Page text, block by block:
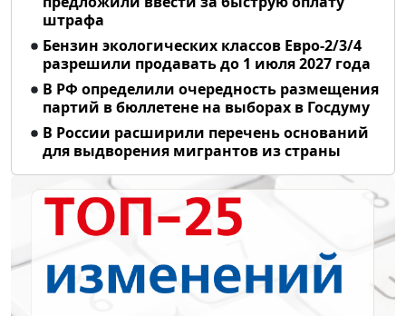
штрафа
Бензин экологических классов Евро-2/3/4
разрешили продавать до 1 июля 2027 года
В РФ определили очередность размещения
партий в бюллетене на выборах в Госдуму
В России расширили перечень оснований
для выдворения мигрантов из страны